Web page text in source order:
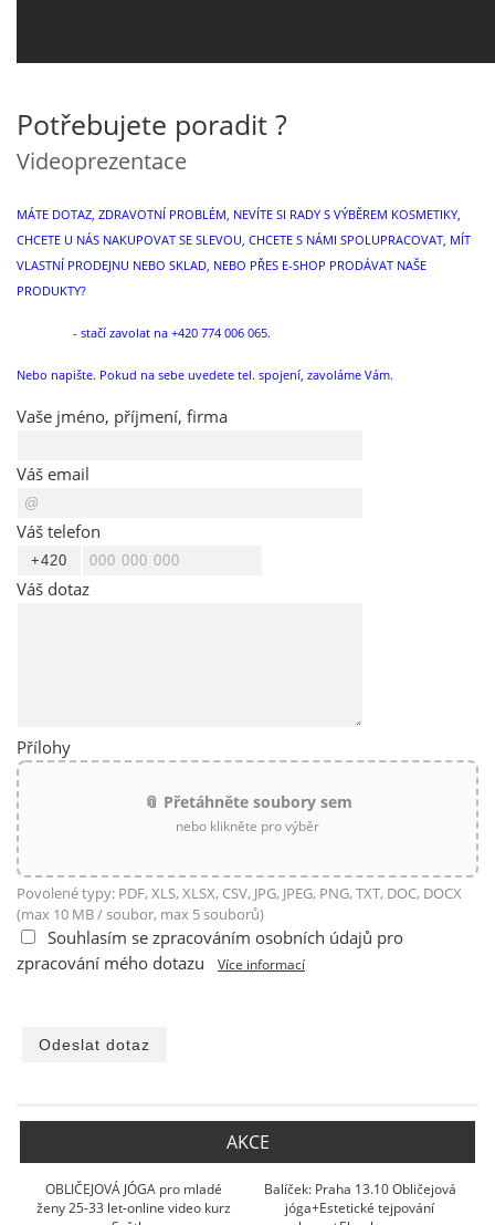
Potřebujete poradit ?
Videoprezentace
MÁTE DOTAZ, ZDRAVOTNÍ PROBLÉM, NEVÍTE SI RADY S VÝBĚREM KOSMETIKY,
CHCETE U NÁS NAKUPOVAT SE SLEVOU, CHCETE S NÁMI SPOLUPRACOVAT, MÍT
VLASTNÍ PRODEJNU NEBO SKLAD, NEBO PŘES E-SHOP PRODÁVAT NAŠE
PRODUKTY?
- stačí zavolat na +420 774 006 065.
Nebo napište. Pokud na sebe uvedete tel. spojení, zavoláme Vám.
Vaše jméno, příjmení, firma
Váš email
Váš telefon
Váš dotaz
Přílohy
📎 Přetáhněte soubory sem
nebo klikněte pro výběr
Povolené typy: PDF, XLS, XLSX, CSV, JPG, JPEG, PNG, TXT, DOC, DOCX
(max 10 MB / soubor, max 5 souborů)
Souhlasím se zpracováním osobních údajů pro
zpracování mého dotazu
Více informací
AKCE
OBLIČEJOVÁ JÓGA pro mladé
ženy 25-33 let-online video kurz
Balíček: Praha 13.10 Obličejová
jóga+Estetické tejpování